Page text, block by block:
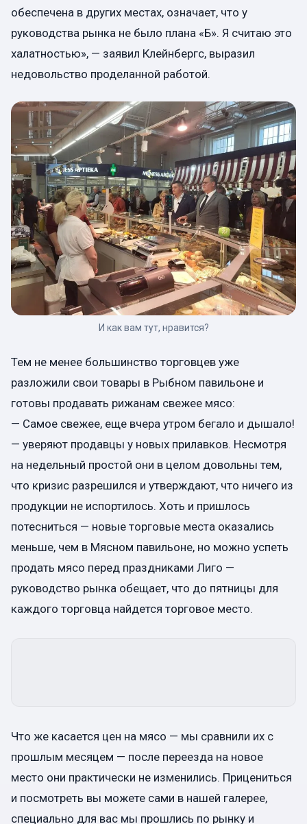
обеспечена в других местах, означает, что у
руководства рынка не было плана «Б». Я считаю это
халатностью», — заявил Клейнбергс, выразил
недовольство проделанной работой.
И как вам тут, нравится?
Тем не менее большинство торговцев уже
разложили свои товары в Рыбном павильоне и
готовы продавать рижанам свежее мясо:
— Самое свежее, еще вчера утром бегало и дышало!
— уверяют продавцы у новых прилавков. Несмотря
на недельный простой они в целом довольны тем,
что кризис разрешился и утверждают, что ничего из
продукции не испортилось. Хоть и пришлось
потесниться — новые торговые места оказались
меньше, чем в Мясном павильоне, но можно успеть
продать мясо перед праздниками Лиго —
руководство рынка обещает, что до пятницы для
каждого торговца найдется торговое место.
Что же касается цен на мясо — мы сравнили их с
прошлым месяцем — после переезда на новое
место они практически не изменились. Прицениться
и посмотреть вы можете сами в нашей галерее,
специально для вас мы прошлись по рынку и